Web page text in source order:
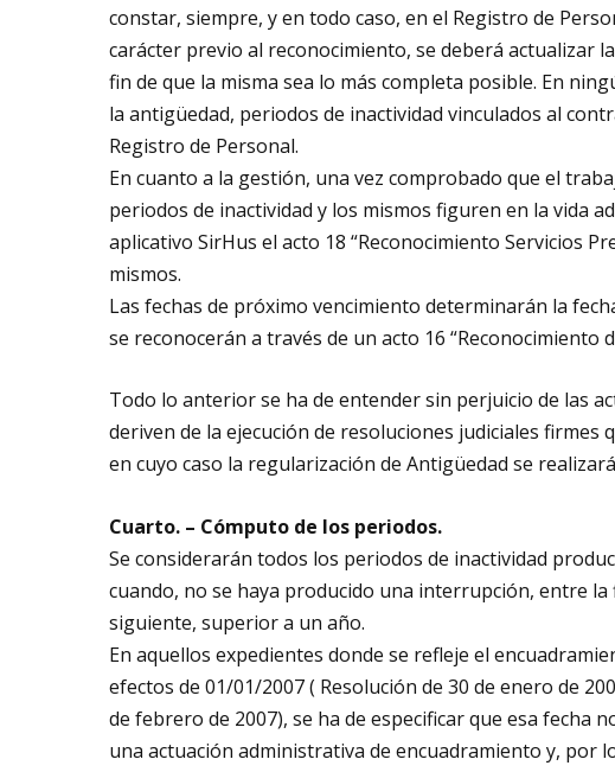
constar, siempre, y en todo caso, en el Registro de
carácter previo al reconocimiento, se deberá actualizar
fin de que la misma sea lo más completa posible. En
la antigüedad, periodos de inactividad vinculados al
Registro de Personal.
En cuanto a la gestión, una vez comprobado que el
periodos de inactividad y los mismos figuren en la vida
aplicativo SirHus el acto 18 “Reconocimiento Servicios
mismos.
Las fechas de próximo vencimiento determinarán la
se reconocerán a través de un acto 16 “Reconocimiento
Todo lo anterior se ha de entender sin perjuicio de las
deriven de la ejecución de resoluciones judiciales
en cuyo caso la regularización de Antigüedad se
Cuarto. – Cómputo de los periodos.
Se considerarán todos los periodos de inactividad
cuando, no se haya producido una interrupción, entre
siguiente, superior a un año.
En aquellos expedientes donde se refleje el
efectos de 01/01/2007 ( Resolución de 30 de enero de
de febrero de 2007), se ha de especificar que esa fecha
una actuación administrativa de encuadramiento y, por